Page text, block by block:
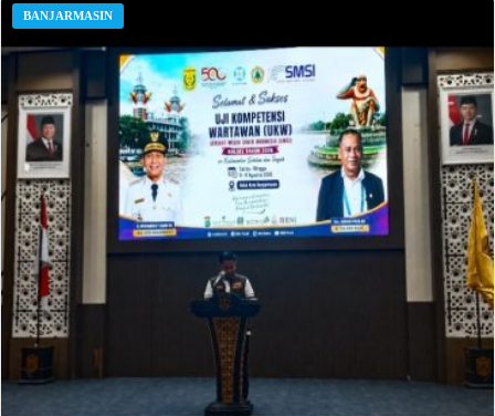
BANJARMASIN